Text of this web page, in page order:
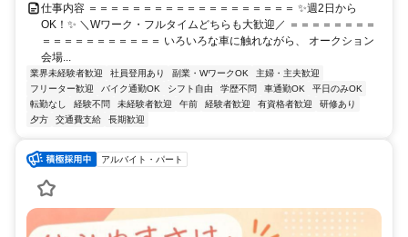
仕事内容 ＝＝＝＝＝＝＝＝＝＝＝＝＝＝＝＝＝＝＝ ✨週2日から
OK！✨ ＼Wワーク・フルタイムどちらも大歓迎／ ＝＝＝＝＝＝＝＝
＝＝＝＝＝＝＝＝＝＝＝ いろいろな車に触れながら、 オークション
会場...
業界未経験者歓迎 社員登用あり 副業・WワークOK
主婦・主夫歓迎
フリーター歓迎
バイク通勤OK シフト自由 学歴不問 車通勤OK
平日のみOK
転勤なし
経験不問 未経験者歓迎 午前 経験者歓迎 有資格者歓迎
研修あり
夕方
交通費支給 長期歓迎
アルバイト・パート